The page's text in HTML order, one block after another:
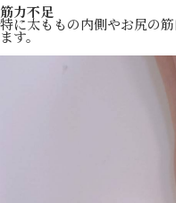
筋力不足
特に太ももの内側やお尻の
ます。